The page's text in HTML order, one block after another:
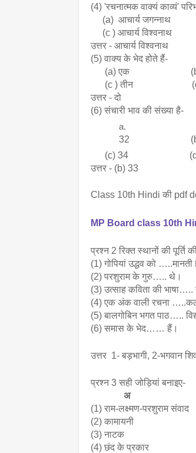
(4) 'रचनात्मक वाक्यं काव्यं'
(a)  आचार्य जगन्नाथ
(c ) आचार्य विश्वनाथ
उत्तर - आचार्य विश्वनाथ
(5) वाक्य के भेद होते हैं-
(a) एक
(c ) तीन
उत्तर - दो
(6) संचारी भाव की संख्या है-
32
(c) 34
उत्तर - (b) 33
Class 10th Hindi की pdf
MP Board class 10th
प्रश्न 2 रिक्त स्थानों की पूर्ति
(1) गोपियां उद्धव को …..मानती
(2) परशुराम के गुरु….. थे।
(3) उत्साह कविता की भाषा…..
(4) एक अंक वाली रचना
(5) बालगोबिन भगत पाठ…..
(6) समास के भेद…… हैं।
उत्तर  1- बड़भागी, 2-भगवान
प्रश्न 3 सही जोड़ियां बनाइए-
अ
(1) राम-लक्ष्मण-परशुराम संवाद
(2) कामायनी
(3) नाटक
(4) छंद के प्रकार